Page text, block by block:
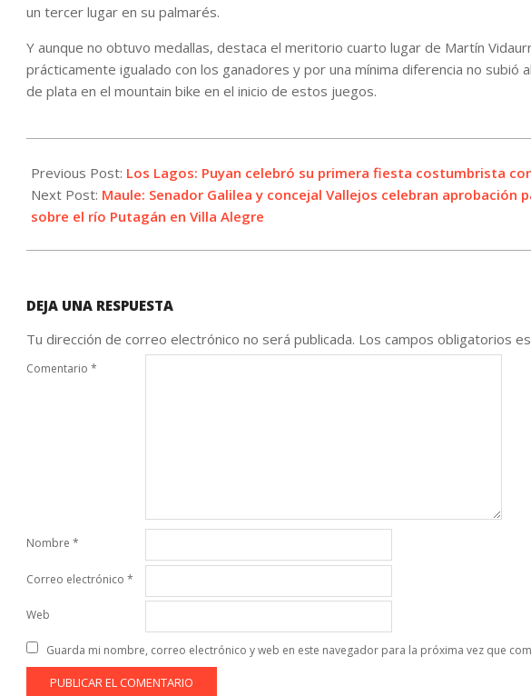
un tercer lugar en su palmarés.
Y aunque no obtuvo medallas, destaca el meritorio cuarto lugar de Martín
prácticamente igualado con los ganadores y por una mínima diferencia no subió
de plata en el mountain bike en el inicio de estos juegos.
10-
30
Previous Post: Los Lagos: Puyan celebró su primera fiesta costumbrista
Next Post: Maule: Senador Galilea y concejal Vallejos celebran aprobación
sobre el río Putagán en Villa Alegre
DEJA UNA RESPUESTA
Tu dirección de correo electrónico no será publicada. Los campos obligatorios
Comentario *
Nombre *
Correo electrónico *
Web
Guarda mi nombre, correo electrónico y web en este navegador para la próxima vez que